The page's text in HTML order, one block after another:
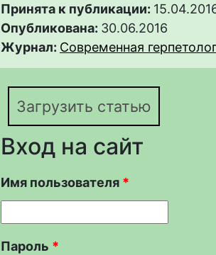
Принята к публикации:
Опубликована: 30.06.2016
Журнал: Современная
Загрузить статью
Вход на сайт
Имя пользователя *
Пароль *